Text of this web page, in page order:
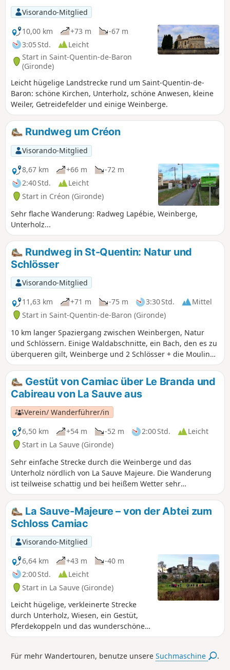
Visorando-Mitglied
10,00 km
+73 m
-67 m
3:05 Std.
Leicht
Start in Saint-Quentin-de-Baron
(Gironde)
Leicht hügelige Landstrecke rund um Saint-Quentin-de-
Baron: schöne Kirchen, Unterholz, schöne Anwesen, kleine
Weiler, Getreidefelder und einige Weinberge.
Rundweg um Créon
Visorando-Mitglied
8,67 km
+66 m
-72 m
2:40 Std.
Leicht
Start in Créon (Gironde)
Sehr flache Wanderung: Radweg Lapébie, Weinberge,
Unterholz...
Rundweg in St-Quentin: Natur und
Schlösser
Visorando-Mitglied
11,63 km
+71 m -75 m 3:30 Std.
Mittel
Start in Saint-Quentin-de-Baron (Gironde)
10 km langer Spaziergang zwischen Weinbergen, Natur
und Schlössern. Einige Waldabschnitte, ein Bach, den es zu
überqueren gilt, Weinberge und 2 Schlösser + die Moulin
Neuf, ein wunderschönes Gebäude.
Gestüt von Camiac über Le Branda und
Cabireau von La Sauve aus
Verein/ Wanderführer/in
6,50 km
+54 m -52 m 2:00 Std.
Leicht
Start in La Sauve (Gironde)
Sehr einfache Strecke durch die Weinberge und das
Unterholz nördlich von La Sauve Majeure. Die Wanderung
ist teilweise schattig und bei heißem Wetter sehr
angenehm. Es gibt nur sehr wenige asphaltierte Straßen.
Schöne Aussicht auf die majestätische Abtei, die das Dorf
überragt.
La Sauve-Majeure – von der Abtei zum
Schloss Camiac
Visorando-Mitglied
6,64 km
+43 m
-40 m
2:00 Std.
Leicht
Start in La Sauve (Gironde)
Leicht hügelige, verkleinerte Strecke
durch Unterholz, Wiesen, ein Gestüt,
Pferdekoppeln und das wunderschöne
Schloss Camiac.
Für mehr Wandertouren, benutze unsereSuchmaschine .